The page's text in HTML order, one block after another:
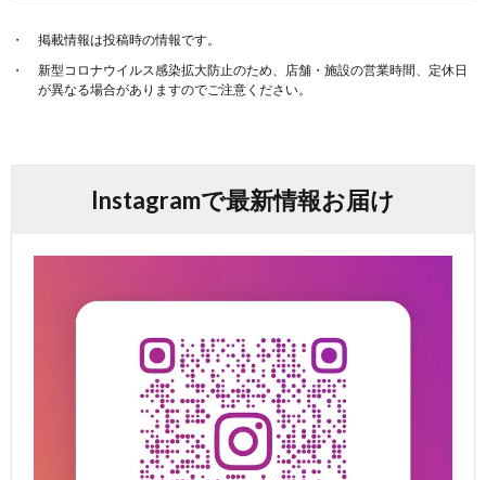
掲載情報は投稿時の情報です。
新型コロナウイルス感染拡大防止のため、店舗・施設の営業時間、定休日
が異なる場合がありますのでご注意ください。
Instagramで最新情報お届け